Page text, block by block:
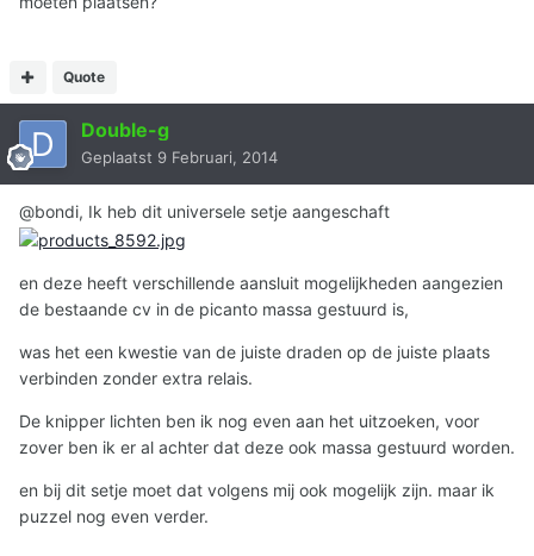
Quote
Double-g
Geplaatst 9 Februari, 2014
@bondi, Ik heb dit universele setje aangeschaft
en deze heeft verschillende aansluit mogelijkheden aangezien
de bestaande cv in de picanto massa gestuurd is,
was het een kwestie van de juiste draden op de juiste plaats
verbinden zonder extra relais.
De knipper lichten ben ik nog even aan het uitzoeken, voor
zover ben ik er al achter dat deze ook massa gestuurd worden.
en bij dit setje moet dat volgens mij ook mogelijk zijn. maar ik
puzzel nog even verder.